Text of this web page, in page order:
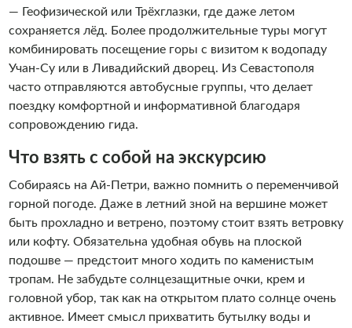
— Геофизической или Трёхглазки, где даже летом
сохраняется лёд. Более продолжительные туры могут
комбинировать посещение горы с визитом к водопаду
Учан-Су или в Ливадийский дворец. Из Севастополя
часто отправляются автобусные группы, что делает
поездку комфортной и информативной благодаря
сопровождению гида.
Что взять с собой на экскурсию
Собираясь на Ай-Петри, важно помнить о переменчивой
горной погоде. Даже в летний зной на вершине может
быть прохладно и ветрено, поэтому стоит взять ветровку
или кофту. Обязательна удобная обувь на плоской
подошве — предстоит много ходить по каменистым
тропам. Не забудьте солнцезащитные очки, крем и
головной убор, так как на открытом плато солнце очень
активное. Имеет смысл прихватить бутылку воды и